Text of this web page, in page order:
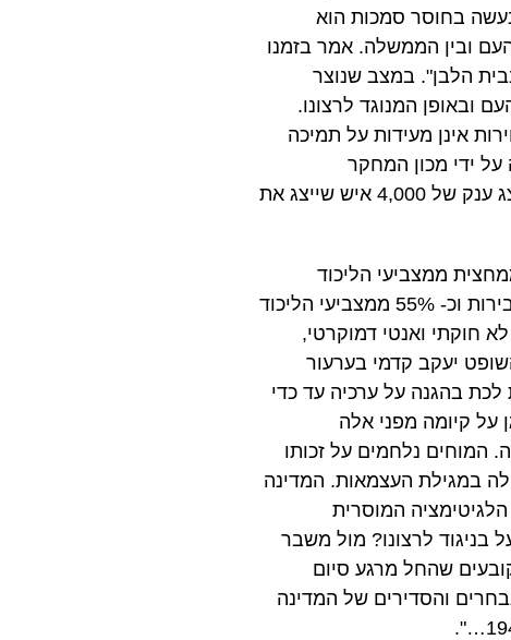
בחוסר סמכות הוא
ובין הממשלה. אמר בזמנו
הלבן". במצב שנוצר
ובאופן המנוגד לרצונו.
אינן מעידות על תמיכה
ידי מכון המחקר
גיאוקרטוגרפיה דעתו של הציבור על שמונה סעיפי הרפורמה, באמצעות מדגם ארצי מייצג ענק של 4,000 איש שייצג את
ממצביעי הליכוד
התנגדו לחמישה מתוך 8 סעיפים. כך לדוגמה 72% מהציבור מתנגד לפגיעה בעילת הסבירות וכ- 55% ממצביעי הליכוד
חוקתי ואנטי דמוקרטי,
יעקב קדמי בערעור
"הדמוקרטיה אינה מרחיקת לכת בהגנה על ערכיה עד כדי
קיומה מפני אלה
נלחמים על זכותו
במגילת העצמאות. המדינה
המוסרית
לרצונו? מול משבר
שהחל מרגע סיום
ועד להקמת השלטונות הנבחרים והסדירים של המדינה